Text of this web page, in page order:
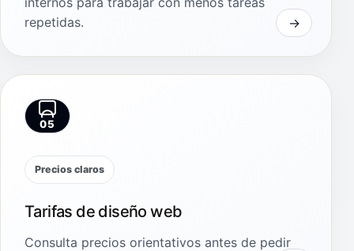
repetidas.
05
Precios claros
Tarifas de diseño web
Consulta precios orientativos antes de pedir